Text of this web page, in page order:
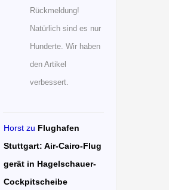
Rückmeldung!
Natürlich sind es nur
Hunderte. Wir haben
den Artikel
verbessert.
Horstzu Flughafen
Stuttgart: Air-Cairo-Flug
gerät in Hagelschauer-
Cockpitscheibe